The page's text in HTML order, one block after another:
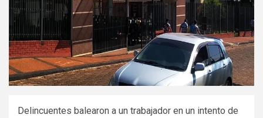
Delincuentes balearon a un trabajador en un intento de